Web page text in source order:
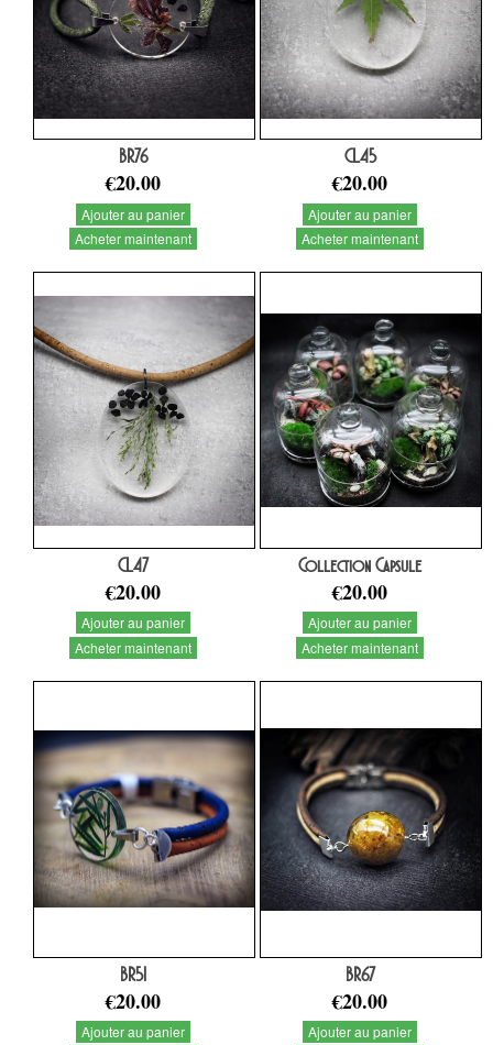
BR76
€20.00
Ajouter au panier
Acheter maintenant
CL45
€20.00
Ajouter au panier
Acheter maintenant
CL47
€20.00
Ajouter au panier
Acheter maintenant
Collection Capsule
€20.00
Ajouter au panier
Acheter maintenant
BR51
€20.00
Ajouter au panier
BR67
€20.00
Ajouter au panier